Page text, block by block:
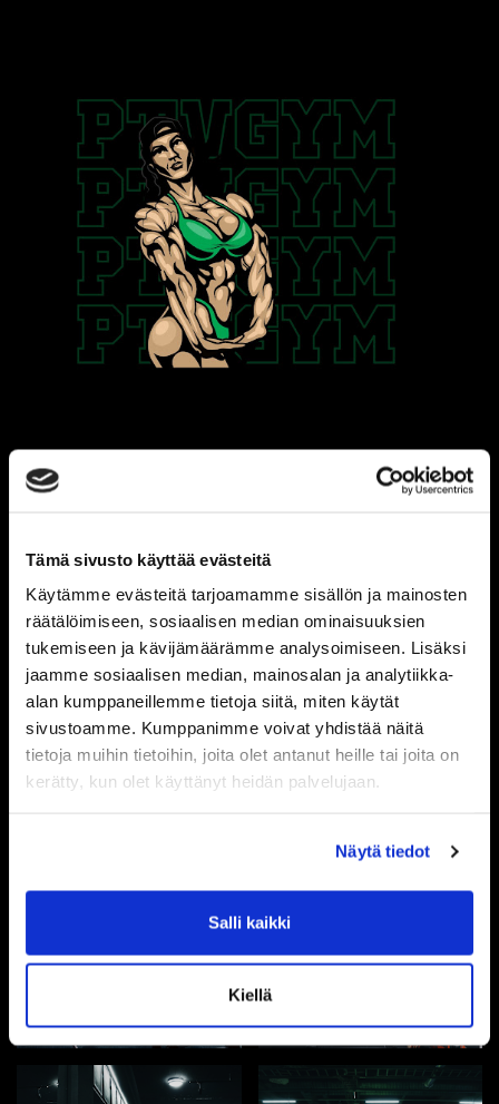
Tämä sivusto käyttää evästeitä
Käytämme evästeitä tarjoamamme sisällön ja mainosten
räätälöimiseen, sosiaalisen median ominaisuuksien
tukemiseen ja kävijämäärämme analysoimiseen. Lisäksi
jaamme sosiaalisen median, mainosalan ja analytiikka-
alan kumppaneillemme tietoja siitä, miten käytät
sivustoamme. Kumppanimme voivat yhdistää näitä
tietoja muihin tietoihin, joita olet antanut heille tai joita on
kerätty, kun olet käyttänyt heidän palvelujaan.
Näytä tiedot
Salli kaikki
Kiellä